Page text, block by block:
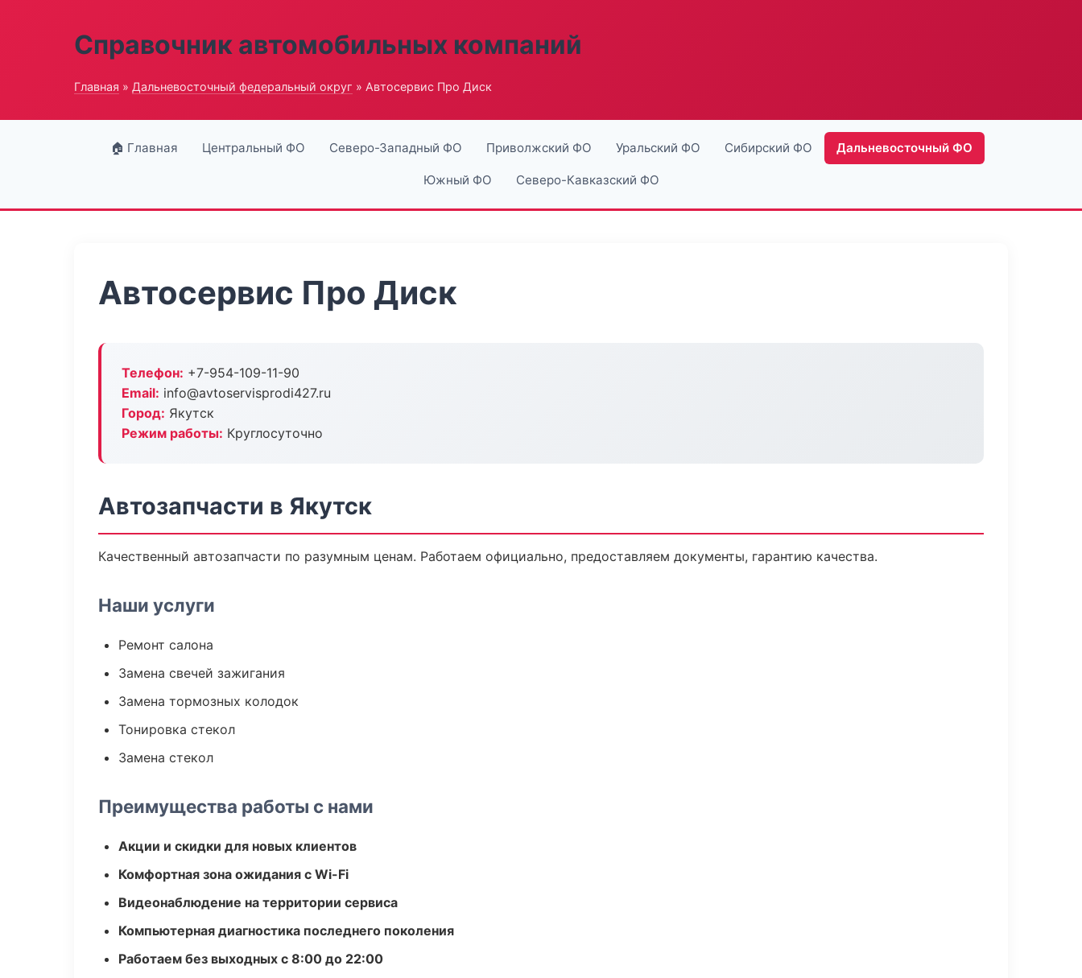
Справочник автомобильных компаний
Главная » Дальневосточный федеральный округ » Автосервис Про Диск
🏠 Главная Центральный ФО Северо-Западный ФО Приволжский ФО Уральский ФО Сибирский ФО Дальневосточный ФО
Южный ФО Северо-Кавказский ФО
Автосервис Про Диск
Телефон: +7-954-109-11-90
Email: info@avtoservisprodi427.ru
Город: Якутск
Режим работы: Круглосуточно
Автозапчасти в Якутск
Качественный автозапчасти по разумным ценам. Работаем официально, предоставляем документы, гарантию качества.
Наши услуги
Ремонт салона
Замена свечей зажигания
Замена тормозных колодок
Тонировка стекол
Замена стекол
Преимущества работы с нами
Акции и скидки для новых клиентов
Комфортная зона ожидания с Wi-Fi
Видеонаблюдение на территории сервиса
Компьютерная диагностика последнего поколения
Работаем без выходных с 8:00 до 22:00